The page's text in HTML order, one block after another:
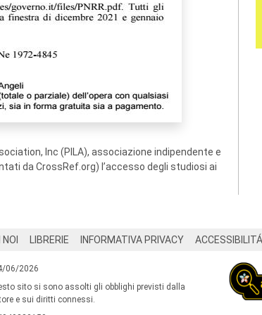
Inc (PILA), associazione indipendente e
da CrossRef.org) l’accesso degli studiosi ai
LIBRERIE INFORMATIVA PRIVACY ACCESSIBILITÁ
06/2026
sito si sono assolti gli obblighi previsti dalla
e sui diritti connessi.